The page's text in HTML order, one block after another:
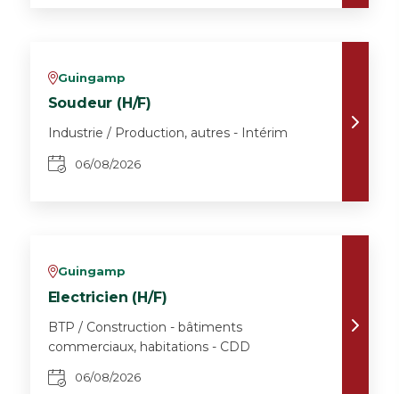
vGuingamp
Soudeur (H/F)
Industrie / Production, autres - Intérim
06/08/2026
vGuingamp
Electricien (H/F)
BTP / Construction - bâtiments
commerciaux, habitations - CDD
06/08/2026